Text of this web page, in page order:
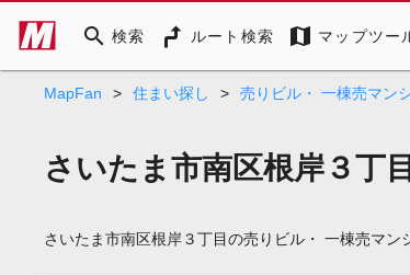
search 検索 ルート検索 map マップツー
MapFan > 住まい探し > 売りビル・ 一棟売マン
さいたま市南区根岸３丁
さいたま市南区根岸３丁目の売りビル・ 一棟売マ